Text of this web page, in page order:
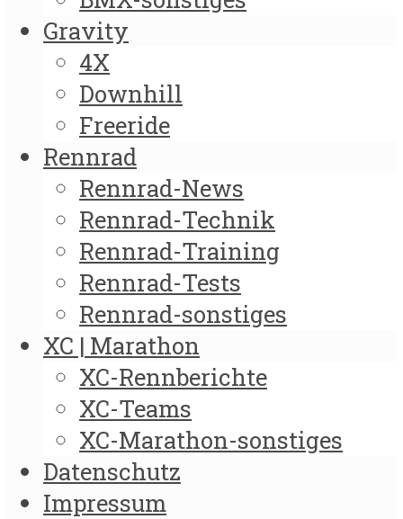
Gravity
4X
Downhill
Freeride
Rennrad
Rennrad-News
Rennrad-Technik
Rennrad-Training
Rennrad-Tests
Rennrad-sonstiges
XC | Marathon
XC-Rennberichte
XC-Teams
XC-Marathon-sonstiges
Datenschutz
Impressum